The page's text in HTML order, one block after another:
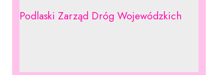
Podlaski Zarząd Dróg Wojewódzkich